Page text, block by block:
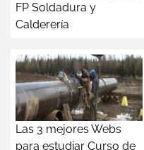
FP Soldadura y
Calderería
Las 3 mejores Webs
para estudiar Curso de